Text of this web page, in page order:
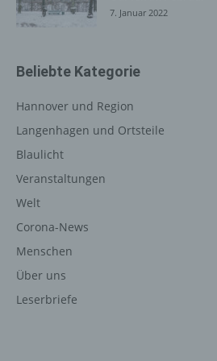
7. Januar 2022
Beliebte Kategorie
Hannover und Region
Langenhagen und Ortsteile
Blaulicht
Veranstaltungen
Welt
Corona-News
Menschen
Über uns
Leserbriefe
Registrierung auf
Die betroffene Person hat die
Internetseite des für die
unter Angabe von
an den für die Verarbeitung
werden, ergibt sich aus der
die für die Registrierung verwendet
betroffenen Person eingegebenen
Daten werden ausschließlich für
bei dem für die Verarbeitung
einen oder mehrere
einen Paketdienstleister,